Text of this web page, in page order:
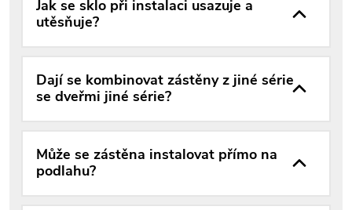
Jak se sklo při instalaci usazuje a
utěsňuje?
Dají se kombinovat zástěny z jiné série
se dveřmi jiné série?
Může se zástěna instalovat přímo na
podlahu?